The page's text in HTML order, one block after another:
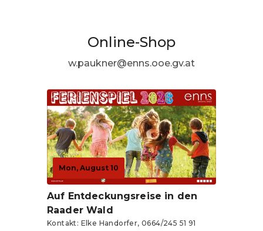
Online-Shop
w.paukner@enns.ooe.gv.at
Mon, August 10
Auf Entdeckungsreise in den
Raader Wald
Kontakt: Elke Handorfer, 0664/245 51 91